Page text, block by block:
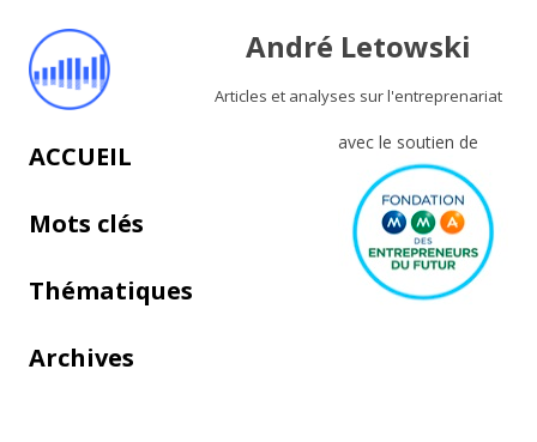
André Letowski
Articles et analyses sur l'entreprenariat
avec le soutien de
Aller au contenu principal
ACCUEIL
Mots clés
Thématiques
Archives